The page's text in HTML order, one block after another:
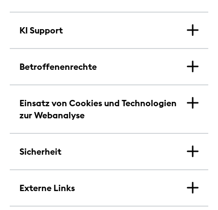
KI Support
Betroffenenrechte
Einsatz von Cookies und Technologien
zur Webanalyse
Sicherheit
Externe Links